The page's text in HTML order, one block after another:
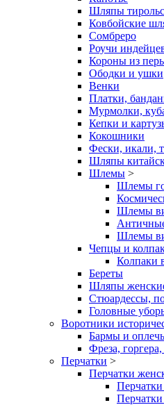
Шляпы
Ковбойские
Сомбреро
Роучи
Короны из
Ободки и ушки
Венки
Платки,
Мурмолки,
Кепки и
Кокошники
Фески, икали,
Шляпы
Шлемы >
Шлемы
Шлемы
Шлемы
Чепцы и
Колпаки
Береты
Шляпы
Стюардессы,
Головные
Воротники
Бармы и
Фреза,
Перчатки >
Перчатки
Перчатки